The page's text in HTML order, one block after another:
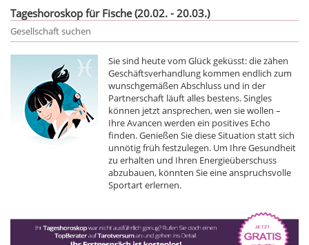
Tageshoroskop für Fische (20.02. - 20.03.)
Gesellschaft suchen
Sie sind heute vom Glück geküsst: die zähen
Geschäftsverhandlung kommen endlich zum
wunschgemäßen Abschluss und in der
Partnerschaft läuft alles bestens. Singles
können jetzt ansprechen, wen sie wollen –
Ihre Avancen werden ein positives Echo
finden. Genießen Sie diese Situation statt sich
unnötig früh festzulegen. Um Ihre Gesundheit
zu erhalten und Ihren Energieüberschuss
abzubauen, könnten Sie eine anspruchsvolle
Sportart erlernen.